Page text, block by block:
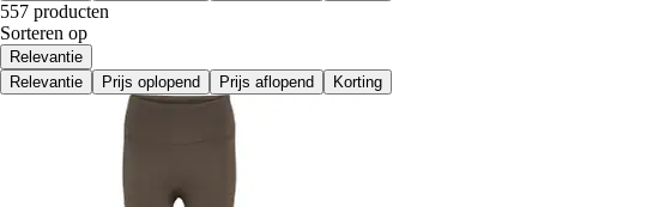
557 producten
Sorteren op
Relevantie
Relevantie
Prijs oplopend Prijs aflopend Korting